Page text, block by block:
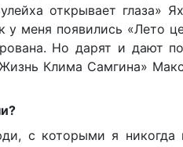
открывает глаза»
меня появились «Лето
Но дарят и дают
Клима Самгина»
с которыми я